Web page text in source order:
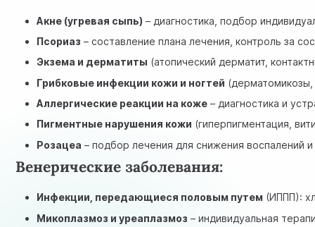
Акне (угревая сыпь) – диагностика, подбор
Псориаз – составление плана лечения, контроль за
Экзема и дерматиты (атопический дерматит,
Грибковые инфекции кожи и ногтей
Аллергические реакции на коже – диагностика и
Пигментные нарушения кожи (гиперпигментация,
Розацеа – подбор лечения для снижения воспалений
Венерические заболевания:
Инфекции, передающиеся половым путем (ИППП):
Микоплазмоз и уреаплазмоз – индивидуальная